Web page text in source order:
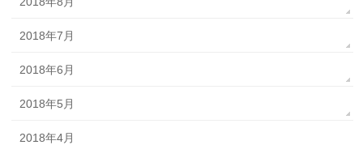
2018年7月
2018年6月
2018年5月
2018年4月